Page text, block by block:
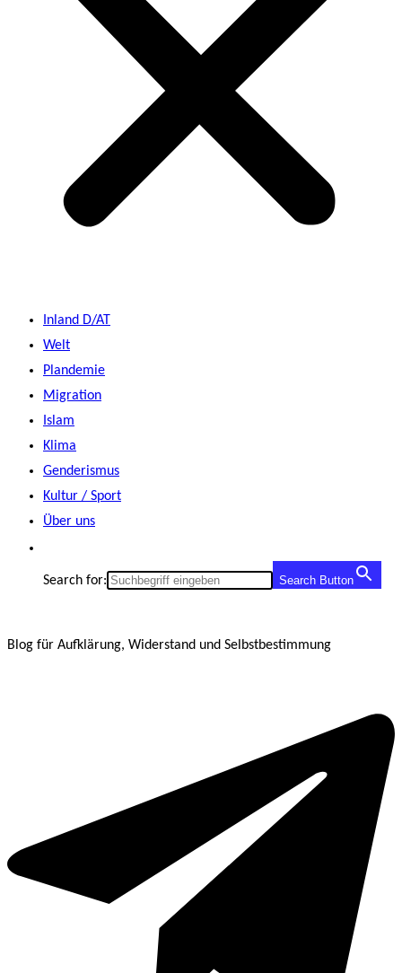
Inland D/AT
Welt
Plandemie
Migration
Islam
Klima
Genderismus
Kultur / Sport
Über uns
Search for: Search Button
Blog für Aufklärung, Widerstand und Selbstbestimmung